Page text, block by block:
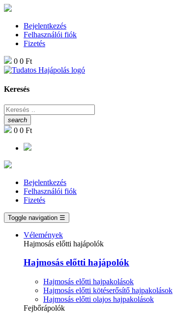
Bejelentkezés
Felhasználói fiók
Fizetés
0 0 Ft
Keresés
search
0 0 Ft
Bejelentkezés
Felhasználói fiók
Fizetés
Toggle navigation ☰
Vélemények
Hajmosás előtti hajápolók
Hajmosás előtti hajápolók
Hajmosás előtti hajpakolások
Hajmosás előtti kötéserősítő hajpakolások
Hajmosás előtti olajos hajpakolások
Fejbőrápolók